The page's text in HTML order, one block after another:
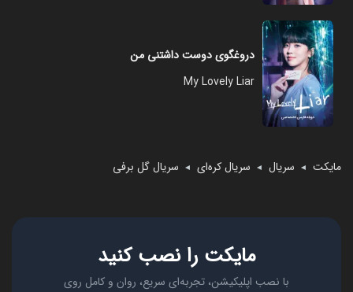
دروغگوی دوست داشتنی من
My Lovely Liar
مایکت ◄ سریال ◄ سریال کره‌ای ◄ سریال گل برفی
مایکت را نصب کنید
با نصب اپلیکیشن، تجربه‌ای سریع، روان و کامل روی